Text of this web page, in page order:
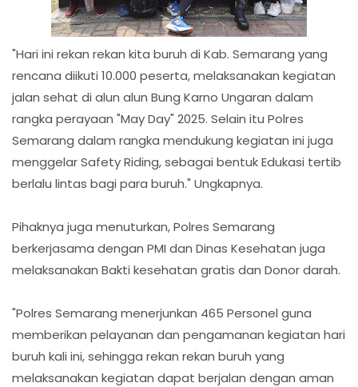
"Hari ini rekan rekan kita buruh di Kab. Semarang yang
rencana diikuti 10.000 peserta, melaksanakan kegiatan
jalan sehat di alun alun Bung Karno Ungaran dalam
rangka perayaan "May Day" 2025. Selain itu Polres
Semarang dalam rangka mendukung kegiatan ini juga
menggelar Safety Riding, sebagai bentuk Edukasi tertib
berlalu lintas bagi para buruh." Ungkapnya.
Pihaknya juga menuturkan, Polres Semarang
berkerjasama dengan PMI dan Dinas Kesehatan juga
melaksanakan Bakti kesehatan gratis dan Donor darah.
"Polres Semarang menerjunkan 465 Personel guna
memberikan pelayanan dan pengamanan kegiatan hari
buruh kali ini, sehingga rekan rekan buruh yang
melaksanakan kegiatan dapat berjalan dengan aman